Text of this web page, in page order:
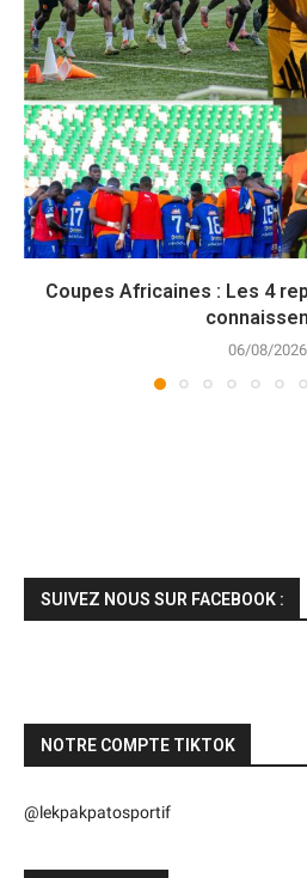
Coupes Africaines : Les 4
06/08/2026
SUIVEZ NOUS SUR FACEBOOK :
NOTRE COMPTE TIKTOK
@lekpakpatosportif